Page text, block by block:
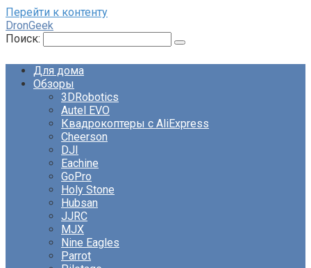
Перейти к контенту
DronGeek
Поиск:
Для дома
Обзоры
3DRobotics
Autel EVO
Квадрокоптеры с AliExpress
Cheerson
DJI
Eachine
GoPro
Holy Stone
Hubsan
JJRC
MJX
Nine Eagles
Parrot